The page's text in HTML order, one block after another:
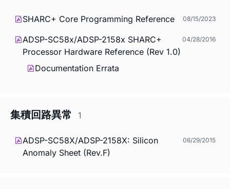
SHARC+ Core Programming Reference 08/15/2023
ADSP-SC58x/ADSP-2158x SHARC+
Processor Hardware Reference (Rev 1.0)
04/28/2016
Documentation Errata
集積回路異常 1
ADSP-SC58X/ADSP-2158X: Silicon
Anomaly Sheet (Rev.F)
06/29/2015